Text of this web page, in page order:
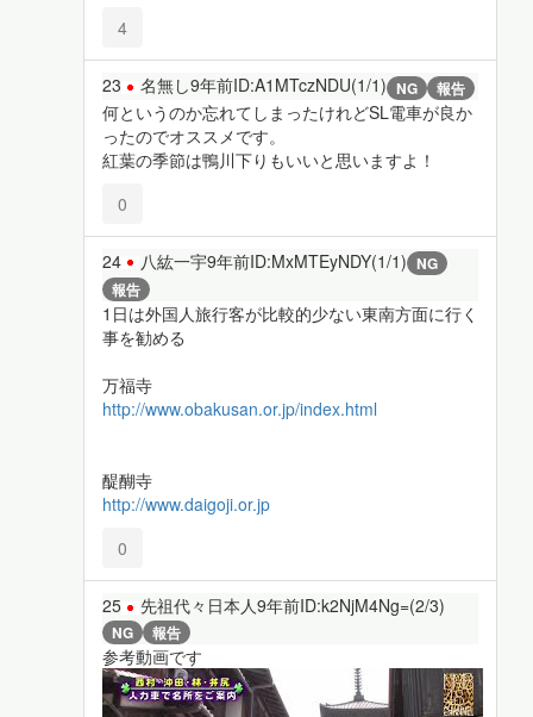
4
23 名無し9年前ID:A1MTczNDU(1/1) NG 報告
何というのか忘れてしまったけれどSL電車が良か
ったのでオススメです。
紅葉の季節は鴨川下りもいいと思いますよ！
0
24 八紘一宇9年前ID:MxMTEyNDY(1/1) NG
報告
1日は外国人旅行客が比較的少ない東南方面に行く
事を勧める
万福寺
http://www.obakusan.or.jp/index.html
醍醐寺
http://www.daigoji.or.jp
0
25 先祖代々日本人9年前ID:k2NjM4Ng=(2/3)
NG 報告
参考動画です